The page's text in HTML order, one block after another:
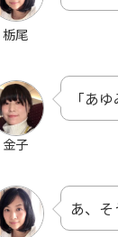
栃尾
金子
「あ
あ、そ